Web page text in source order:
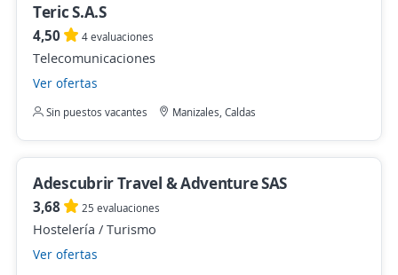
Teric S.A.S
4,50 4 evaluaciones
Telecomunicaciones
Ver ofertas
Sin puestos vacantes Manizales, Caldas
Adescubrir Travel & Adventure SAS
3,68 25 evaluaciones
Hostelería / Turismo
Ver ofertas